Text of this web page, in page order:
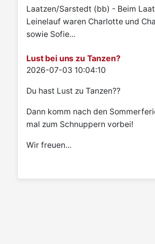
Laatzen/Sarstedt (bb) - Beim
Leinelauf waren Charlotte und
sowie Sofie...
Lust bei uns zu Tanzen?
Details
2026-07-03 10:04:10
Du hast Lust zu Tanzen??
Dann komm nach den
mal zum Schnuppern vorbei!
Wir freuen...